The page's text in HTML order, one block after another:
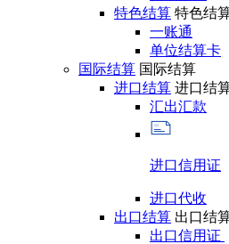
特色结算 特色结
一账通
单位结算卡
国际结算 国际结算
进口结算 进口结
汇出汇款
进口信用证
进口代收
出口结算 出口结
出口信用证